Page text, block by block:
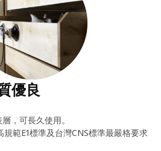
優良
，可長久使用。
範E1標準及台灣CNS標準最嚴格要求